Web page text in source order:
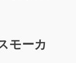
モーカ